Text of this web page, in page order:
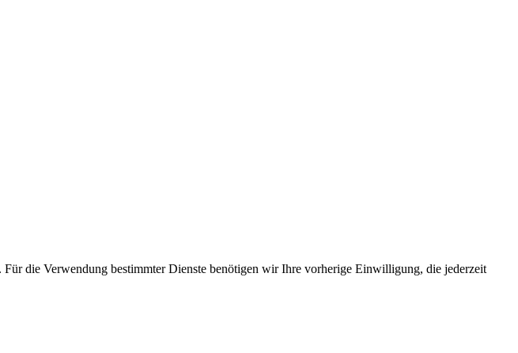
die Verwendung bestimmter Dienste benötigen wir Ihre vorherige Einwilligung, die jederzeit